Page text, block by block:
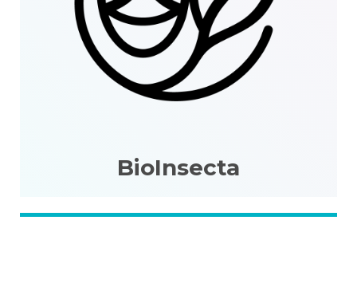
BioInsecta